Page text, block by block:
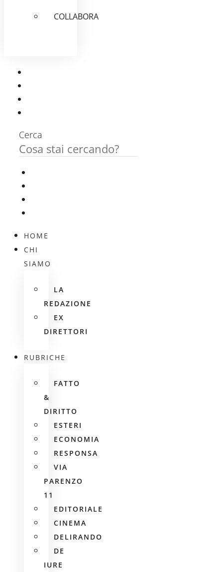
COLLABORA
Cerca
HOME
CHI
SIAMO
LA
REDAZIONE
EX
DIRETTORI
RUBRICHE
FATTO
&
DIRITTO
ESTERI
ECONOMIA
RESPONSA
VIA
PARENZO
11
EDITORIALE
CINEMA
DELIRANDO
DE
IURE